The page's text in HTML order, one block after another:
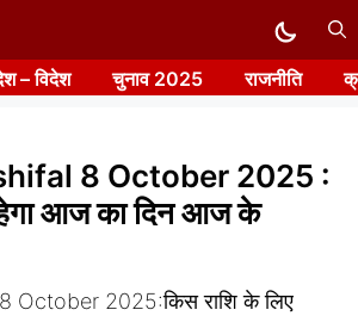
– विदेश चुनाव 2025 राजनीति
8 October 2025 :
आज का दिन आज के
October 2025:किस राशि के लिए